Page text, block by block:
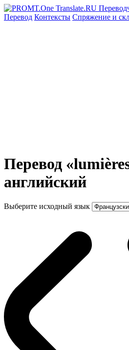
Перевод Контексты Спряжение и
Перевод
английский
Выберите исходный язык